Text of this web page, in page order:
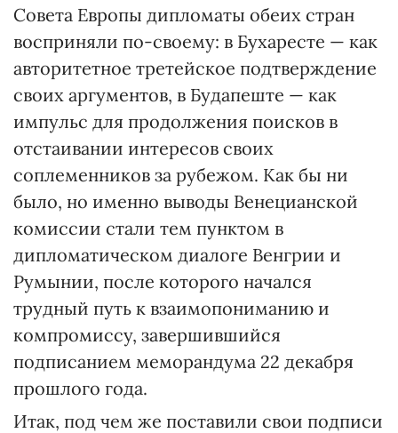
Совета Европы дипломаты обеих стран
восприняли по-своему: в Бухаресте — как
авторитетное третейское подтверждение
своих аргументов, в Будапеште — как
импульс для продолжения поисков в
отстаивании интересов своих
соплеменников за рубежом. Как бы ни
было, но именно выводы Венецианской
комиссии стали тем пунктом в
дипломатическом диалоге Венгрии и
Румынии, после которого начался
трудный путь к взаимопониманию и
компромиссу, завершившийся
подписанием меморандума 22 декабря
прошлого года.
Итак, под чем же поставили свои подписи